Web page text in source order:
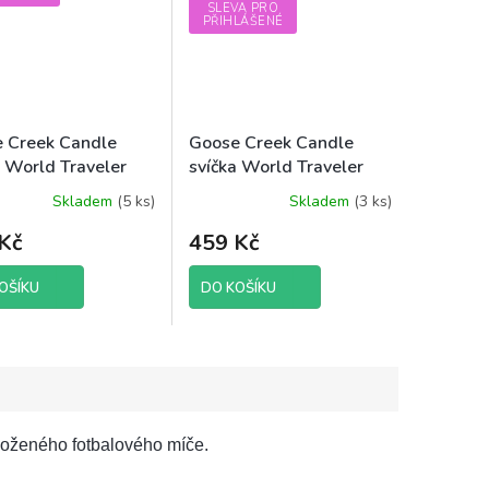
Creek Candle
World Traveler
- Green Moss,
Skladem (5 ks)
SLEVA PRO
PŘIHLÁŠENÉ
Goose Creek Candle
svíčka World Traveler
Switzerland - Swiss
produktu
je
5,0
z
Skladem (3 ks)
459 Kč
DO KOŠÍKU
fotbalového míče.